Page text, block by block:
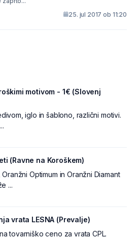
25. jul 2017 ob 11:20
motivom - 1€ (Slovenj
iglo in šablono, različni motivi.
(Ravne na Koroškem)
Optimum in Oranžni Diamant
...
vrata LESNA (Prevalje)
tovarniško ceno za vrata CPL.